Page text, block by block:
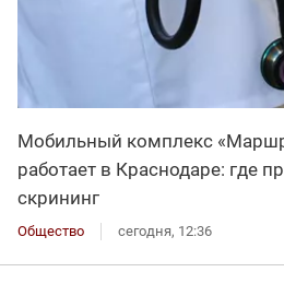
Мобильный комплекс
работает в Краснодаре: где
скрининг
Общество сегодня, 12:36